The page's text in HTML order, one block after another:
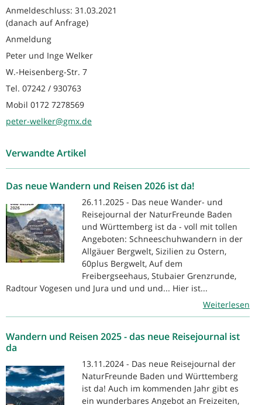
Anmeldeschluss: 31.03.2021
(danach auf Anfrage)
Anmeldung
Peter und Inge Welker
W.-Heisenberg-Str. 7
Tel. 07242 / 930763
Mobil 0172 7278569
peter-welker@gmx.de
Verwandte Artikel
Das neue Wandern und Reisen 2026 ist da!
26.11.2025 - Das neue Wander- und
Reisejournal der NaturFreunde Baden
und Württemberg ist da - voll mit tollen
Angeboten: Schneeschuhwandern in der
Allgäuer Bergwelt, Sizilien zu Ostern,
60plus Bergwelt, Auf dem
Freibergseehaus, Stubaier Grenzrunde,
Radtour Vogesen und Jura und und und... Hier ist...
Weiterlesen
Wandern und Reisen 2025 - das neue Reisejournal ist
da
13.11.2024 - Das neue Reisejournal der
NaturFreunde Baden und Württemberg
ist da! Auch im kommenden Jahr gibt es
ein wunderbares Angebot an Freizeiten,